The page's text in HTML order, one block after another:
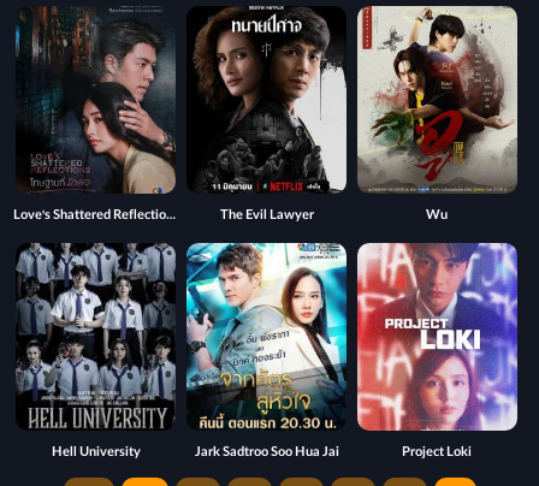
Wu
The Evil Lawyer
Love's Shattered Reflections
Project Loki
Jark Sadtroo Soo Hua Jai
Hell University